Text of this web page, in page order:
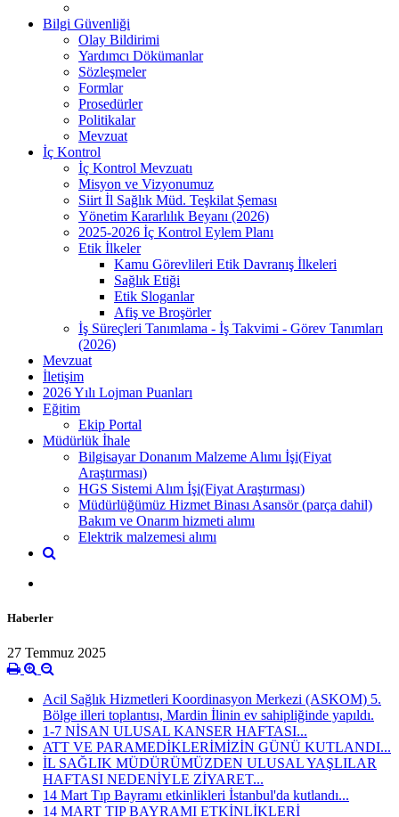
Bilgi Güvenliği
Olay Bildirimi
Yardımcı Dökümanlar
Sözleşmeler
Formlar
Prosedürler
Politikalar
Mevzuat
İç Kontrol
İç Kontrol Mevzuatı
Misyon ve Vizyonumuz
Siirt İl Sağlık Müd. Teşkilat Şeması
Yönetim Kararlılık Beyanı (2026)
2025-2026 İç Kontrol Eylem Planı
Etik İlkeler
Kamu Görevlileri Etik Davranış İlkeleri
Sağlık Etiği
Etik Sloganlar
Afiş ve Broşörler
İş Süreçleri Tanımlama - İş Takvimi - Görev Tanımları
(2026)
Mevzuat
İletişim
2026 Yılı Lojman Puanları
Eğitim
Ekip Portal
Müdürlük İhale
Bilgisayar Donanım Malzeme Alımı İşi(Fiyat
Araştırması)
HGS Sistemi Alım İşi(Fiyat Araştırması)
Müdürlüğümüz Hizmet Binası Asansör (parça dahil)
Bakım ve Onarım hizmeti alımı
Elektrik malzemesi alımı
Haberler
27 Temmuz 2025
Acil Sağlık Hizmetleri Koordinasyon Merkezi (ASKOM) 5.
Bölge illeri toplantısı, Mardin İlinin ev sahipliğinde yapıldı.
1-7 NİSAN ULUSAL KANSER HAFTASI...
ATT VE PARAMEDİKLERİMİZİN GÜNÜ KUTLANDI...
İL SAĞLIK MÜDÜRÜMÜZDEN ULUSAL YAŞLILAR
HAFTASI NEDENİYLE ZİYARET...
14 Mart Tıp Bayramı etkinlikleri İstanbul'da kutlandı...
14 MART TIP BAYRAMI ETKİNLİKLERİ